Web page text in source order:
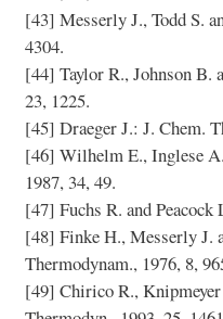
[43] Messerly J., Todd S.
4304.
[44] Taylor R., Johnson B.
23, 1225.
[45] Draeger J.: J. Chem.
[46] Wilhelm E., Inglese
1987, 34, 49.
[47] Fuchs R. and
[48] Finke H., Messerly J.
Thermodynam., 1976, 8,
[49] Chirico R.,